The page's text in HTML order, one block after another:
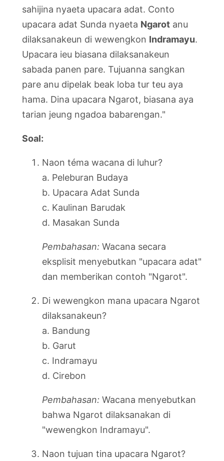
sahijina nyaeta upacara adat. Conto
upacara adat Sunda nyaeta Ngarot anu
dilaksanakeun di wewengkon Indramayu.
Upacara ieu biasana dilaksanakeun
sabada panen pare. Tujuanna sangkan
pare anu dipelak beak loba tur teu aya
hama. Dina upacara Ngarot, biasana aya
tarian jeung ngadoa babarengan."
Soal:
Naon téma wacana di luhur?
a. Peleburan Budaya
b. Upacara Adat Sunda
c. Kaulinan Barudak
d. Masakan Sunda
Pembahasan: Wacana secara
eksplisit menyebutkan "upacara adat"
dan memberikan contoh "Ngarot".
Di wewengkon mana upacara Ngarot
dilaksanakeun?
a. Bandung
b. Garut
c. Indramayu
d. Cirebon
Pembahasan: Wacana menyebutkan
bahwa Ngarot dilaksanakan di
"wewengkon Indramayu".
Naon tujuan tina upacara Ngarot?